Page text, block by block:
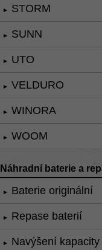
► STORM
► SUNN
► UTO
► VELDURO
► WINORA
► WOOM
Náhradní baterie a
► Baterie originální
► Repase baterií
► Navýšení kapacity